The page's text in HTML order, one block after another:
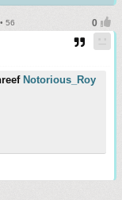
56
Notorious_Roy